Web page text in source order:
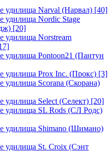
удилища Narval (Нарвал) [40]
удилища Nordic Stage
[20]
удилища Norstream
удилища Pontoon21 (Пантун
удилища Prox Inc. (Прокс) [3]
удилища Scorana (Скорана)
удилища Select (Селект) [20]
удилища SL Rods (СЛ Родс)
удилища Shimano (Шимано)
удилища St. Croix (Сэнт